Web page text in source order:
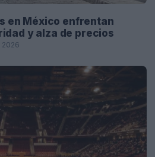
en México enfrentan
y alza de precios
2026